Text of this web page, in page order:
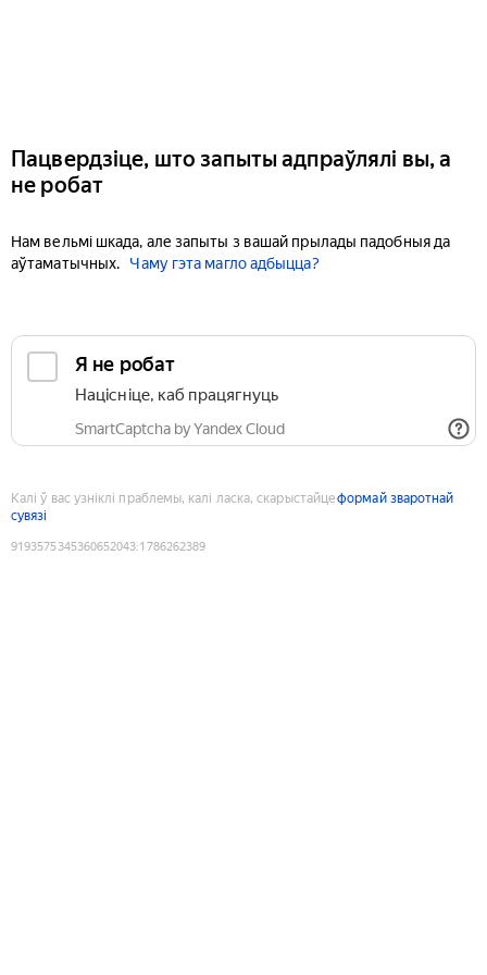
Пацвердзіце, што запыты адпраўлялі вы, а
не робат
Нам вельмі шкада, але запыты з вашай прылады падобныя да
аўтаматычных.
Чаму гэта магло адбыцца?
Я не робат
Націсніце, каб працягнуць
SmartCaptcha by Yandex Cloud
Калі ў вас узніклі праблемы, калі ласка, скарыстайцеформай зваротнай
сувязі
9193575345360652043:1786262389